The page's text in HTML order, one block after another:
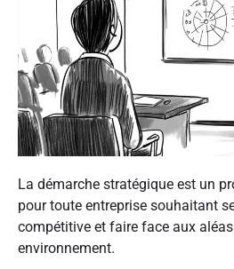
La démarche stratégique est un
pour toute entreprise souhaitant
compétitive et faire face aux
environnement.